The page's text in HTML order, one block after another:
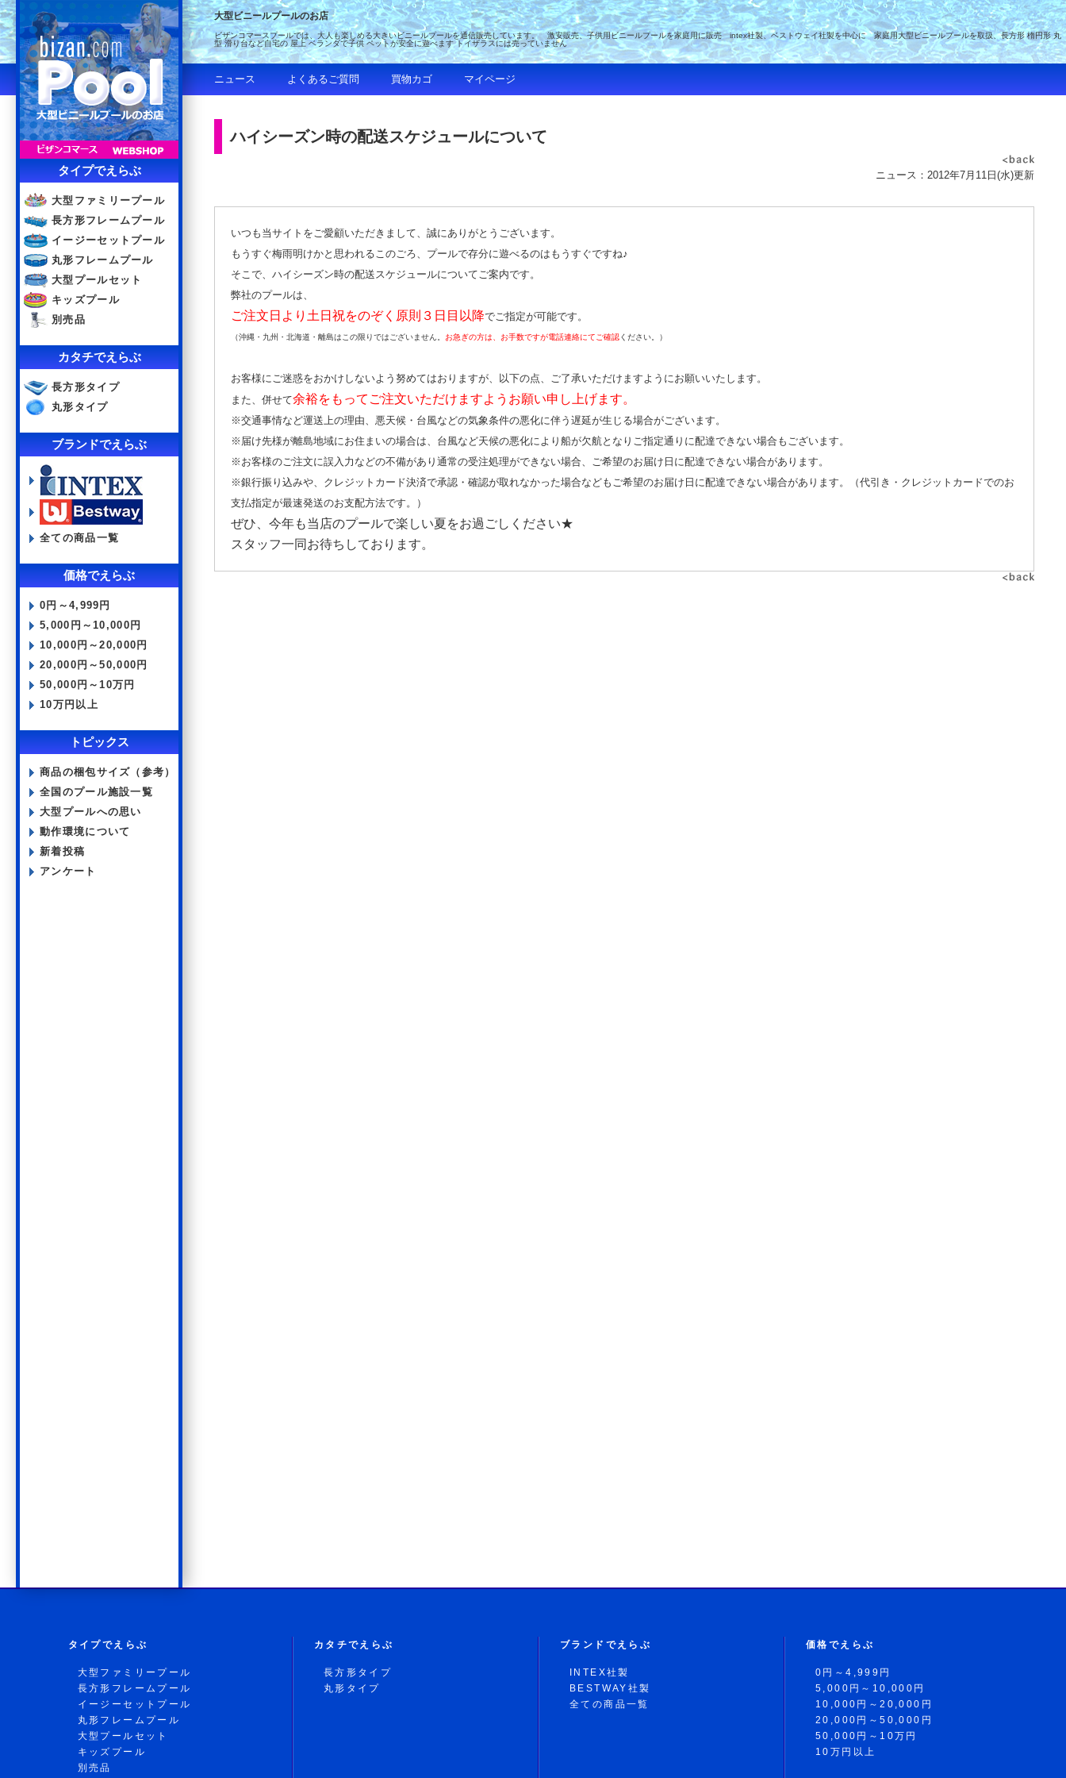
タイプでえらぶ
大型ファミリープール
長方形フレームプール
イージーセットプール
丸形フレームプール
大型プールセット
キッズプール
別売品
カタチでえらぶ
長方形タイプ
丸形タイプ
ブランドでえらぶ
全ての商品一覧
価格でえらぶ
0円～4,999円
5,000円～10,000円
10,000円～20,000円
20,000円～50,000円
50,000円～10万円
10万円以上
トピックス
商品の梱包サイズ（参考）
全国のプール施設一覧
大型プールへの思い
動作環境について
新着投稿
アンケート
大型ビニールプールのお店
ビザンコマースプールでは、大人も楽しめる大きいビニールプールを通信販売しています。 激安販売、子供用ビニールプールを家庭用に販売 intex社製、ベストウェイ社製を中心に 家庭用大型ビニールプールを取扱、長方形 楕円形 丸
型 滑り台など自宅の 屋上 ベランダで子供 ペットが安全に遊べます トイザラスには売っていません
ニュース よくあるご質問 買物カゴ マイページ
ハイシーズン時の配送スケジュールについて
ニュース：2012年7月11日(水)更新
いつも当サイトをご愛顧いただきまして、誠にありがとうございます。
もうすぐ梅雨明けかと思われるこのごろ、プールで存分に遊べるのはもうすぐですね♪
そこで、ハイシーズン時の配送スケジュールについてご案内です。
弊社のプールは、
ご注文日より土日祝をのぞく原則３日目以降でご指定が可能です。
（沖縄・九州・北海道・離島はこの限りではございません。 お急ぎの方は、お手数ですが電話連絡にてご確認ください。）
お客様にご迷惑をおかけしないよう努めてはおりますが、以下の点、ご了承いただけますようにお願いいたします。
また、併せて余裕をもってご注文いただけますようお願い申し上げます。
※交通事情など運送上の理由、悪天候・台風などの気象条件の悪化に伴う遅延が生じる場合がございます。
※届け先様が離島地域にお住まいの場合は、台風など天候の悪化により船が欠航となりご指定通りに配達できない場合もございます。
※お客様のご注文に誤入力などの不備があり通常の受注処理ができない場合、ご希望のお届け日に配達できない場合があります。
※銀行振り込みや、クレジットカード決済で承認・確認が取れなかった場合などもご希望のお届け日に配達できない場合があります。（代引き・クレジットカードでのお
支払指定が最速発送のお支配方法です。）
ぜひ、今年も当店のプールで楽しい夏をお過ごしください★
スタッフ一同お待ちしております。
タイプでえらぶ
大型ファミリープール
長方形フレームプール
イージーセットプール
丸形フレームプール
大型プールセット
キッズプール
別売品
カタチでえらぶ
長方形タイプ
丸形タイプ
ブランドでえらぶ
INTEX社製
BESTWAY社製
全ての商品一覧
価格でえらぶ
0円～4,999円
5,000円～10,000円
10,000円～20,000円
20,000円～50,000円
50,000円～10万円
10万円以上